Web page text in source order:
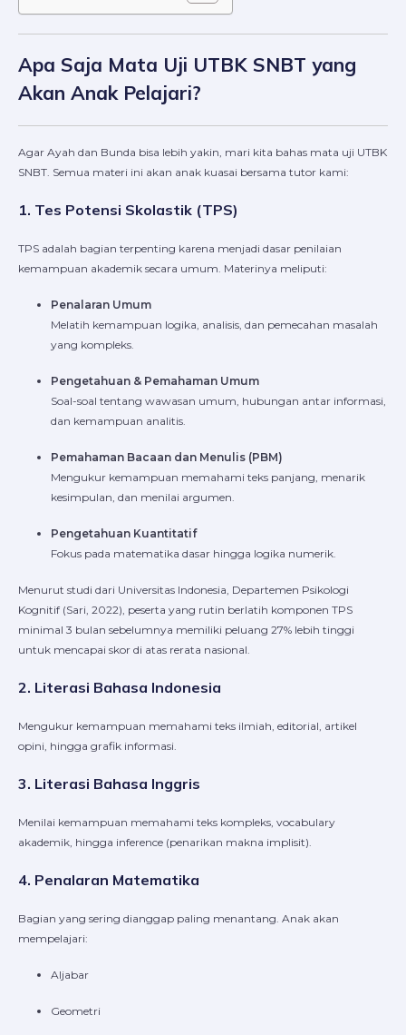
Apa Saja Mata Uji UTBK SNBT yang
Akan Anak Pelajari?
Agar Ayah dan Bunda bisa lebih yakin, mari kita bahas mata uji UTBK
SNBT. Semua materi ini akan anak kuasai bersama tutor kami:
1. Tes Potensi Skolastik (TPS)
TPS adalah bagian terpenting karena menjadi dasar penilaian
kemampuan akademik secara umum. Materinya meliputi:
Penalaran Umum
Melatih kemampuan logika, analisis, dan pemecahan masalah
yang kompleks.
Pengetahuan & Pemahaman Umum
Soal-soal tentang wawasan umum, hubungan antar informasi,
dan kemampuan analitis.
Pemahaman Bacaan dan Menulis (PBM)
Mengukur kemampuan memahami teks panjang, menarik
kesimpulan, dan menilai argumen.
Pengetahuan Kuantitatif
Fokus pada matematika dasar hingga logika numerik.
Menurut studi dari Universitas Indonesia, Departemen Psikologi
Kognitif (Sari, 2022), peserta yang rutin berlatih komponen TPS
minimal 3 bulan sebelumnya memiliki peluang 27% lebih tinggi
untuk mencapai skor di atas rerata nasional.
2. Literasi Bahasa Indonesia
Mengukur kemampuan memahami teks ilmiah, editorial, artikel
opini, hingga grafik informasi.
3. Literasi Bahasa Inggris
Menilai kemampuan memahami teks kompleks, vocabulary
akademik, hingga inference (penarikan makna implisit).
4. Penalaran Matematika
Bagian yang sering dianggap paling menantang. Anak akan
mempelajari:
Aljabar
Geometri